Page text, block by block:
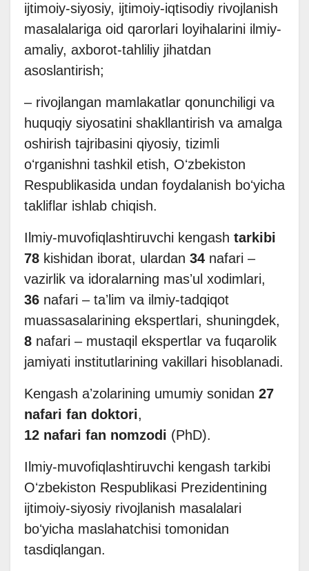
ijtimoiy-siyosiy, ijtimoiy-iqtisodiy rivojlanish
masalalariga oid qarorlari loyihalarini ilmiy-
amaliy, axborot-tahliliy jihatdan
asoslantirish;
– rivojlangan mamlakatlar qonunchiligi va
huquqiy siyosatini shakllantirish va amalga
oshirish tajribasini qiyosiy, tizimli
oʻrganishni tashkil etish, Oʻzbekiston
Respublikasida undan foydalanish boʻyicha
takliflar ishlab chiqish.
Ilmiy-muvofiqlashtiruvchi kengash tarkibi
78 kishidan iborat, ulardan 34 nafari –
vazirlik va idoralarning masʼul xodimlari,
36 nafari – taʼlim va ilmiy-tadqiqot
muassasalarining ekspertlari, shuningdek,
8 nafari – mustaqil ekspertlar va fuqarolik
jamiyati institutlarining vakillari hisoblanadi.
Kengash aʼzolarining umumiy sonidan 27
nafari fan doktori,
12 nafari fan nomzodi (PhD).
Ilmiy-muvofiqlashtiruvchi kengash tarkibi
Oʻzbekiston Respublikasi Prezidentining
ijtimoiy-siyosiy rivojlanish masalalari
boʻyicha maslahatchisi tomonidan
tasdiqlangan.